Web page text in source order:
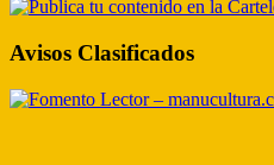
Avisos Clasificados